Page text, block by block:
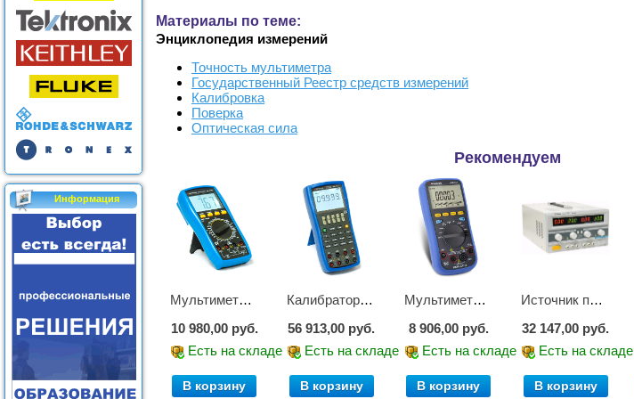
Информация
Материалы по теме:
Энциклопедия измерений
Точность мультиметра
Государственный Реестр средств измерений
Калибровка
Поверка
Оптическая сила
Рекомендуем
Мультиметр цифровой АМ-1083
10 980,00 руб.
Есть на складе
В корзину
Калибратор АМ-7111
56 913,00 руб.
Есть на складе
В корзину
Мультиметр цифровой АММ-1221
8 906,00 руб.
Есть на складе
В корзину
Источник питания APS-2236
32 147,00 руб.
Есть на складе
В корзину